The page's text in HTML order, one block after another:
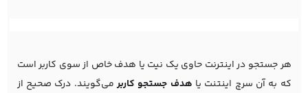
هر جستجو در اینترنت حاوی یک نیت یا هدف خاص از سوی کاربر است
که به آن سرچ اینتنت یا هدف جستجو کاربر می‌گویند. درک صحیح از